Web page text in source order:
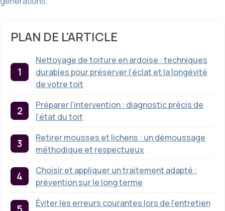
PLAN DE L'ARTICLE
Nettoyage de toiture en ardoise : techniques
durables pour préserver l’éclat et la longévité
de votre toit
Préparer l’intervention : diagnostic précis de
l’état du toit
Retirer mousses et lichens : un démoussage
méthodique et respectueux
Choisir et appliquer un traitement adapté :
prévention sur le long terme
Éviter les erreurs courantes lors de l’entretien